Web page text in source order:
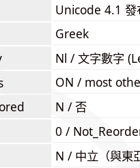
Unicode 4.1
Greek
Nl / 文字數字
ON / most
N / 否
0 /
N / 中立（與東